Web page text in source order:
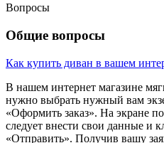
Вопросы
Общие вопросы
Как купить диван в вашем
В нашем интернет магазине
нужно выбрать нужный вам
«Оформить заказ». На экране
следует внести свои данные и
«Отправить». Получив вашу